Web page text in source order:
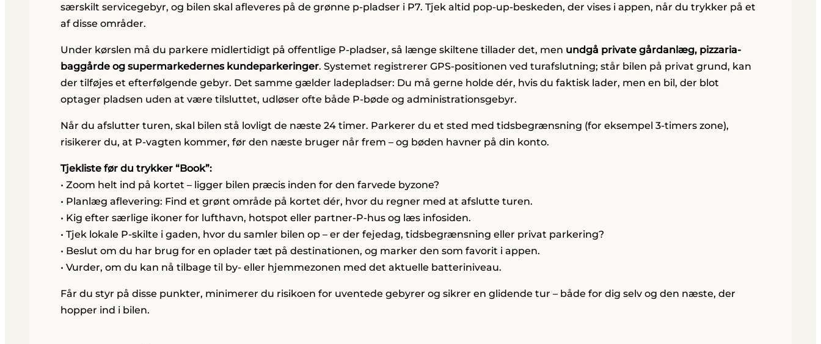
særskilt servicegebyr, og bilen skal afleveres på de grønne p-pladser i P7. Tjek altid pop-up-beskeden, der vises i appen, når du trykker på et
af disse områder.
Under kørslen må du parkere midlertidigt på offentlige P-pladser, så længe skiltene tillader det, men undgå private gårdanlæg, pizzaria-
baggårde og supermarkedernes kundeparkeringer. Systemet registrerer GPS-positionen ved turafslutning; står bilen på privat grund, kan
der tilføjes et efterfølgende gebyr. Det samme gælder ladepladser: Du må gerne holde dér, hvis du faktisk lader, men en bil, der blot
optager pladsen uden at være tilsluttet, udløser ofte både P-bøde og administrationsgebyr.
Når du afslutter turen, skal bilen stå lovligt de næste 24 timer. Parkerer du et sted med tidsbegrænsning (for eksempel 3-timers zone),
risikerer du, at P-vagten kommer, før den næste bruger når frem – og bøden havner på din konto.
Tjekliste før du trykker “Book”:
• Zoom helt ind på kortet – ligger bilen præcis inden for den farvede byzone?
• Planlæg aflevering: Find et grønt område på kortet dér, hvor du regner med at afslutte turen.
• Kig efter særlige ikoner for lufthavn, hotspot eller partner-P-hus og læs infosiden.
• Tjek lokale P-skilte i gaden, hvor du samler bilen op – er der fejedag, tidsbegrænsning eller privat parkering?
• Beslut om du har brug for en oplader tæt på destinationen, og marker den som favorit i appen.
• Vurder, om du kan nå tilbage til by- eller hjemmezonen med det aktuelle batteriniveau.
Får du styr på disse punkter, minimerer du risikoen for uventede gebyrer og sikrer en glidende tur – både for dig selv og den næste, der
hopper ind i bilen.